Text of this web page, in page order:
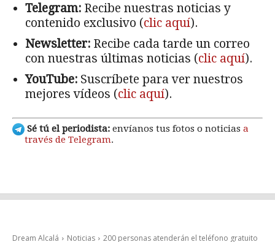
Telegram: Recibe nuestras noticias y
contenido exclusivo (clic aquí).
Newsletter: Recibe cada tarde un correo
con nuestras últimas noticias (clic aquí).
YouTube: Suscríbete para ver nuestros
mejores vídeos (clic aquí).
Sé tú el periodista: envíanos tus fotos o noticias a
través de Telegram.